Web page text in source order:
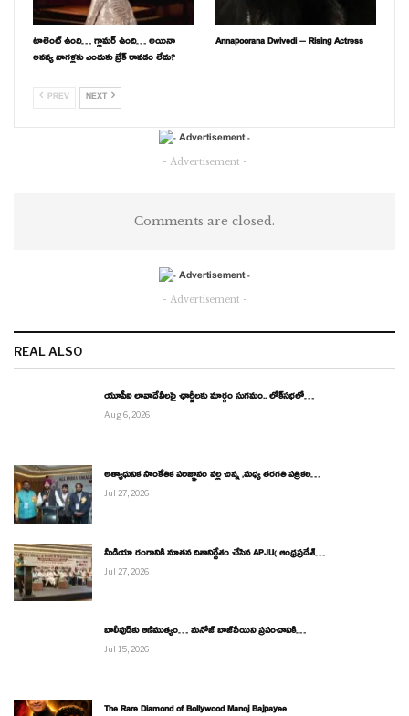
టాలెంట్ ఉంది… గ్లామర్ ఉంది… అయినా
అనన్య నాగళ్లకు ఎందుకు బ్రేక్ రావడం లేదు?
Annapoorana Dwivedi – Rising Actress
PREV NEXT
- Advertisement -
Comments are closed.
- Advertisement -
REAL ALSO
యూపీఐ లావాదేవీలపై ఛార్జీలకు మార్గం సుగమం.. లోక్‌సభలో…
Aug 6, 2026
అత్యాధునిక సాంకేతిక పరిజ్ఞానం వల్ల చిన్న ,మధ్య తరగతి పత్రికల…
Jul 27, 2026
మీడియా రంగానికి నూతన దిశానిర్దేశం చేసిన APJU( ఆంధ్రప్రదేశ్…
Jul 27, 2026
బాలీవుడ్‌కు ఆణిముత్యం… మనోజ్ బాజ్‌పేయిని ప్రపంచానికి…
Jul 15, 2026
The Rare Diamond of Bollywood Manoj Bajpayee